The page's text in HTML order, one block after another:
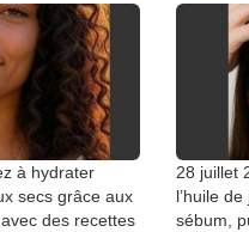
à hydrater
secs grâce aux
des recettes
28 juillet
l’huile
sébum,